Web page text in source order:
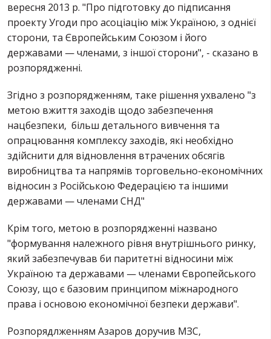
вересня 2013 р. "Про підготовку до підписання
проекту Угоди про асоціацію між Україною, з однієї
сторони, та Європейським Союзом і його
державами — членами, з іншої сторони", - сказано в
розпорядженні.
Згідно з розпорядженням, таке рішення ухвалено "з
метою вжиття заходів щодо забезпечення
нацбезпеки, більш детального вивчення та
опрацювання комплексу заходів, які необхідно
здійснити для відновлення втрачених обсягів
виробництва та напрямів торговельно-економічних
відносин з Російською Федерацією та іншими
державами — членами СНД"
Крім того, метою в розпорядженні названо
"формування належного рівня внутрішнього ринку,
який забезпечував би паритетні відносини між
Україною та державами — членами Європейського
Союзу, що є базовим принципом міжнародного
права і основою економічної безпеки держави".
Розпорядлженням Азаров доручив МЗС,